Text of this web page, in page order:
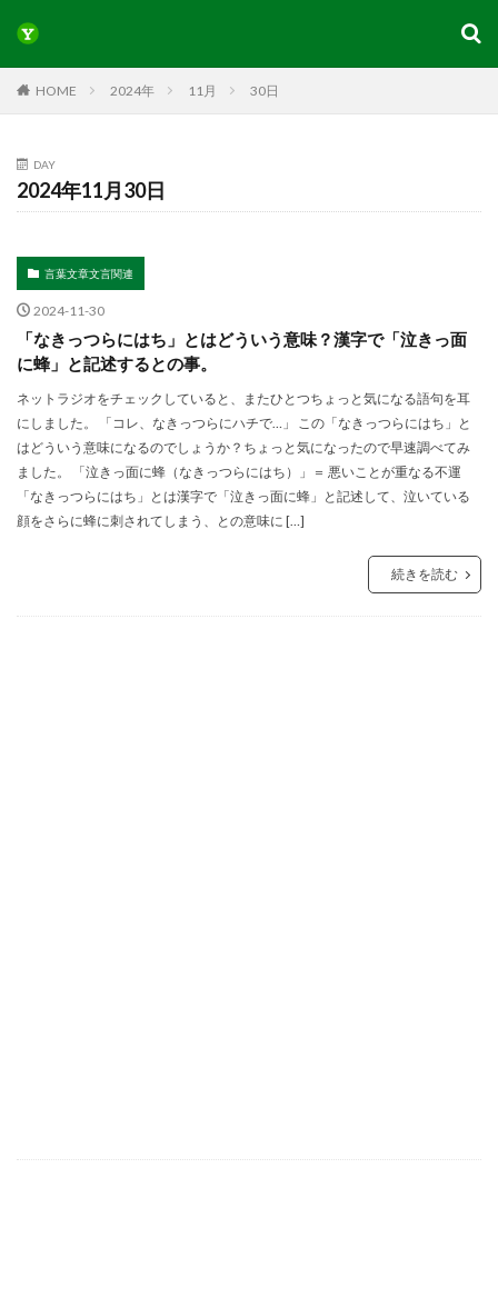
HOME 2024年 11月 30日
DAY
2024年11月30日
言葉文章文言関連
2024-11-30
「なきっつらにはち」とはどういう意味？漢字で「泣きっ面
に蜂」と記述するとの事。
ネットラジオをチェックしていると、またひとつちょっと気になる語句を耳
にしました。 「コレ、なきっつらにハチで…」 この「なきっつらにはち」と
はどういう意味になるのでしょうか？ちょっと気になったので早速調べてみ
ました。 「泣きっ面に蜂（なきっつらにはち）」＝ 悪いことが重なる不運
「なきっつらにはち」とは漢字で「泣きっ面に蜂」と記述して、泣いている
顔をさらに蜂に刺されてしまう、との意味に […]
続きを読む